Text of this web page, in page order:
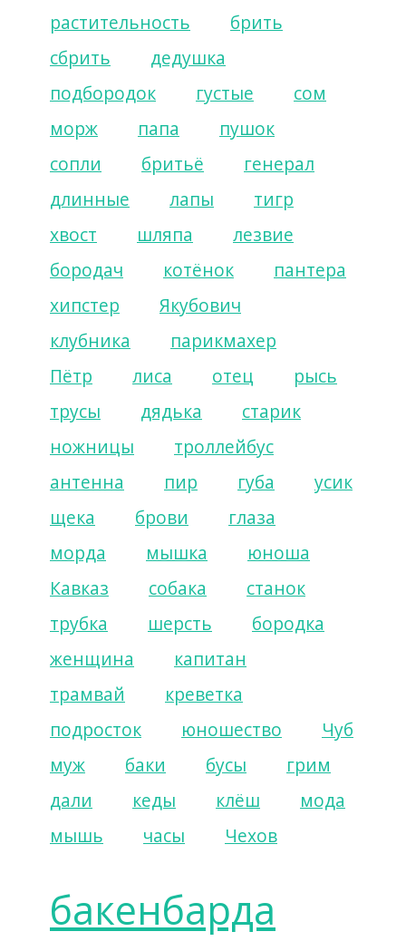
растительность
брить
сбрить
дедушка
подбородок
густые
сом
морж
папа
пушок
сопли
бритьё
генерал
длинные
лапы
тигр
хвост
шляпа
лезвие
бородач
котёнок
пантера
хипстер
Якубович
клубника
парикмахер
Пётр
лиса отец
рысь
трусы
дядька
старик
ножницы
троллейбус
антенна
пир губа
усик
щека
брови
глаза
морда
мышка
юноша
Кавказ
собака
станок
трубка
шерсть
бородка
женщина
капитан
трамвай
креветка
подросток
юношество
Чуб
муж
баки бусы
грим
дали
кеды клёш
мода
мышь
часы Чехов
бакенбарда